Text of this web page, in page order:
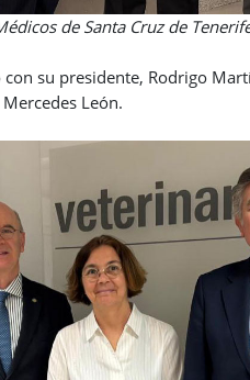
Cruz de
su presidente, Rodrigo
León.